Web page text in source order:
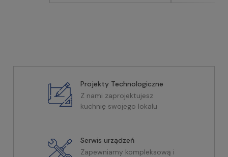
Projekty Technologiczne
Z nami zaprojektujesz
kuchnię swojego lokalu
Serwis urządzeń
Zapewniamy kompleksową i